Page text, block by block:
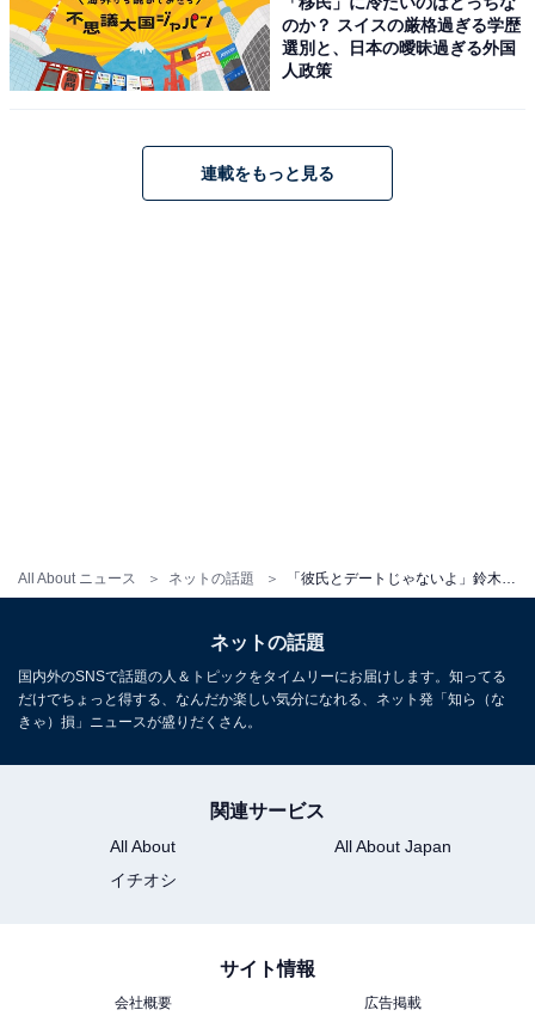
All About ニュース ネットの話題 「彼氏とデートじゃないよ」鈴木奈々、父と腕組みショット披露！ 「親子揃ってスタイル抜群」「後姿はカップル」
のか？ スイスの厳格過ぎる学歴
選別と、日本の曖昧過ぎる外国
人政策
連載をもっと見る
ネットの話題
国内外のSNSで話題の人＆トピックをタイムリーにお届けします。知ってる
だけでちょっと得する、なんだか楽しい気分になれる、ネット発「知ら（な
きゃ）損」ニュースが盛りだくさん。
関連サービス
All About
All About Japan
イチオシ
サイト情報
会社概要 広告掲載